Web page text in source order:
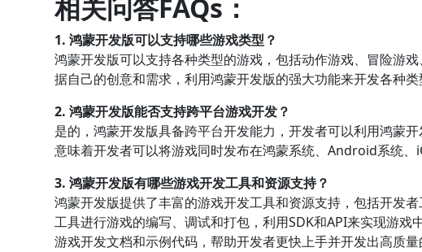
相关问答FAQs：
1. 鸿蒙开发版可以支持哪些游戏类型？
鸿蒙开发版可以支持各种类型的游戏，包括动作游戏、冒险游
据自己的创意和需求，利用鸿蒙开发版的强大功能来开发各种类
2. 鸿蒙开发版能否支持跨平台游戏开发？
是的，鸿蒙开发版具备跨平台开发能力，开发者可以利用鸿蒙
意味着开发者可以将游戏同时发布在鸿蒙系统、Android系统、
3. 鸿蒙开发版有哪些游戏开发工具和资源支持？
鸿蒙开发版提供了丰富的游戏开发工具和资源支持，包括开发
工具进行游戏的编写、调试和打包，利用SDK和API来实现游
游戏开发文档和示例代码，帮助开发者更快上手并开发出高质量